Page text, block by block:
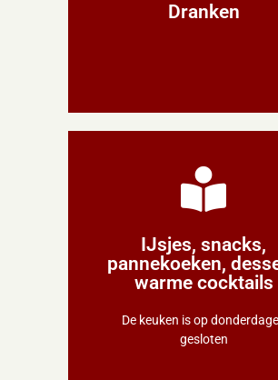
Dranken
Dranken
IJsjes, snacks,
pannekoeken,
warme cocktails
De keuken is op
gesloten
pannekoeken,
warme cocktails